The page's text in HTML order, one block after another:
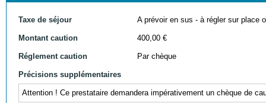
Taxe de séjour A prévoir en sus - à régler sur place
Montant caution 400,00 €
Réglement caution Par chèque
Précisions supplémentaires
Attention ! Ce prestataire demandera impérativement un chèque de